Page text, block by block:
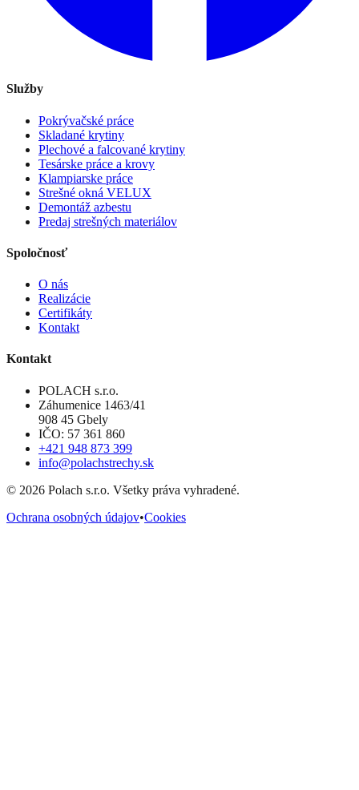
Služby
Pokrývačské práce
Skladané krytiny
Plechové a falcované krytiny
Tesárske práce a krovy
Klampiarske práce
Strešné okná VELUX
Demontáž azbestu
Predaj strešných materiálov
Spoločnosť
O nás
Realizácie
Certifikáty
Kontakt
Kontakt
POLACH s.r.o.
Záhumenice 1463/41
908 45 Gbely
IČO: 57 361 860
+421 948 873 399
info@polachstrechy.sk
© 2026 Polach s.r.o. Všetky práva vyhradené.
Ochrana osobných údajov•Cookies